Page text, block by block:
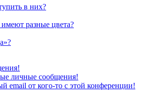
в них?
разные цвета?
личные сообщения!
email от кого-то с этой конференции!